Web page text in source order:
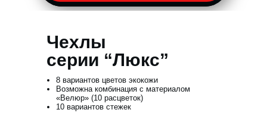
Чехлы
серии “Люкс”
8 вариантов цветов экокожи
Возможна комбинация с материалом
«Велюр» (10 расцветок)
10 вариантов стежек